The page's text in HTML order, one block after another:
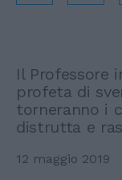
Il Professore
profeta di
torneranno i
distrutta e
12 maggio 2019